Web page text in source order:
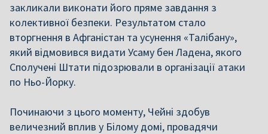
закликали виконати його пряме завдання з
колективної безпеки. Результатом стало
вторгнення в Афганістан та усунення «Талібану»,
який відмовився видати Усаму бен Ладена, якого
Сполучені Штати підозрювали в організації атаки
по Ньо-Йорку.
Починаючи з цього моменту, Чейні здобув
величезний вплив у Білому домі, провадячи